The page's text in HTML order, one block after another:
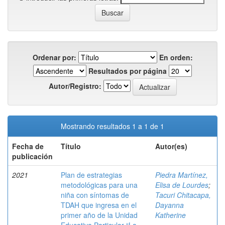
Ordenar por:
En orden:
Resultados por página
Autor/Registro:
Mostrando resultados 1 a 1 de 1
Fecha de
publicación
Título Autor(es)
2021
Plan de estrategias
metodológicas para una
niña con síntomas de
TDAH que ingresa en el
primer año de la Unidad
Piedra Martínez,
Elisa de Lourdes;
Tacuri Chitacapa,
Dayanna
Katherine